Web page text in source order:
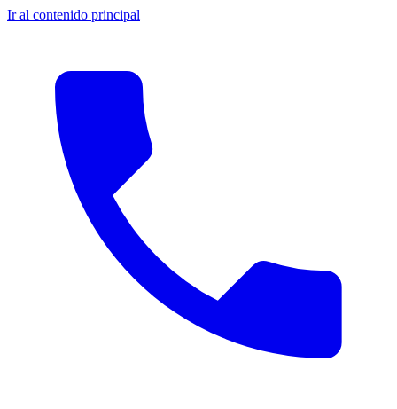
Ir al contenido principal